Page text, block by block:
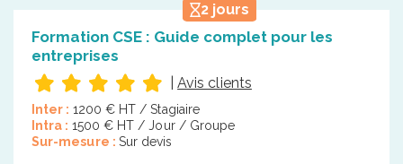
2 jours
Formation CSE : Guide complet pour les
entreprises
Avis clients
Inter : 1200 € HT / Stagiaire
Intra : 1500 € HT / Jour / Groupe
Sur-mesure : Sur devis